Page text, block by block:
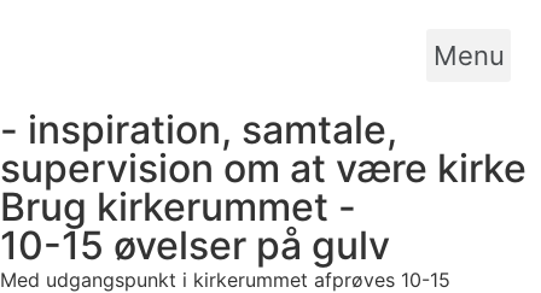
Menu
- inspiration, samtale,
supervision om at være kirke
Brug kirkerummet -
10-15 øvelser på gulv
Med udgangspunkt i kirkerummet afprøves 10-15